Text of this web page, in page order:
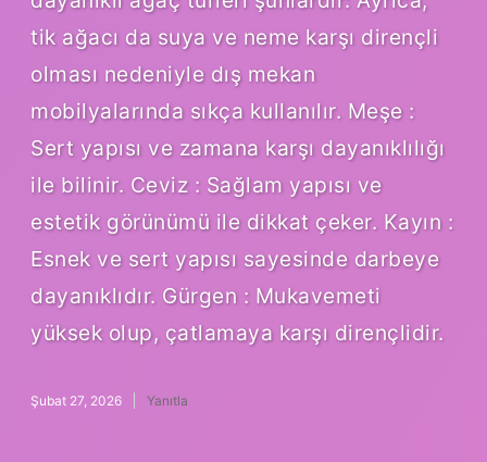
tik ağacı da suya ve neme karşı dirençli
olması nedeniyle dış mekan
mobilyalarında sıkça kullanılır. Meşe :
Sert yapısı ve zamana karşı dayanıklılığı
ile bilinir. Ceviz : Sağlam yapısı ve
estetik görünümü ile dikkat çeker. Kayın :
Esnek ve sert yapısı sayesinde darbeye
dayanıklıdır. Gürgen : Mukavemeti
yüksek olup, çatlamaya karşı dirençlidir.
Şubat 27, 2026 Yanıtla